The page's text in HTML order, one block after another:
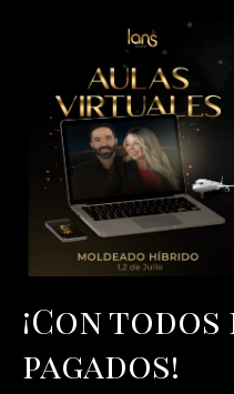
¡Con
pagados!